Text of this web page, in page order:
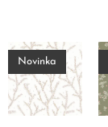
Novinka